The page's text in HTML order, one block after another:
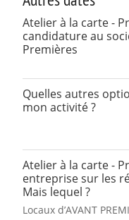
Atelier à la carte -
candidature au
Premières
Quelles autres
mon activité ?
Atelier à la carte -
entreprise sur les
Mais lequel ?
Locaux d’AVANT